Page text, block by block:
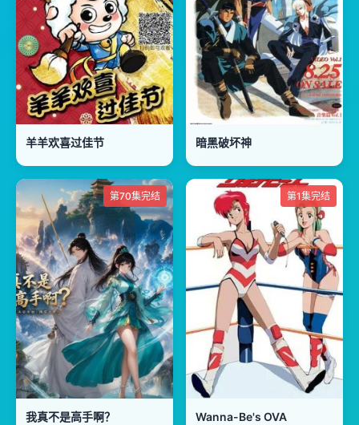
羊羊欢喜过佳节 暗黑破坏神
第70集完结
我真不是高手啊？
第1集完结
Wanna-Be's OVA